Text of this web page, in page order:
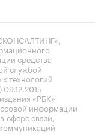
средства
службой
технологий
«РБК»
информации
сфере связи,